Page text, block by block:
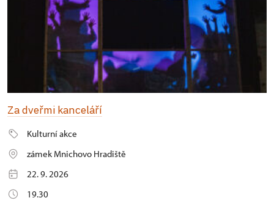
Za dveřmi kanceláří
Kulturní akce
zámek Mnichovo Hradiště
22. 9. 2026
19.30